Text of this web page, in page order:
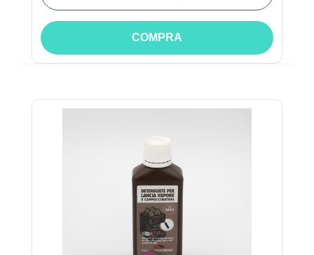
COMPRA